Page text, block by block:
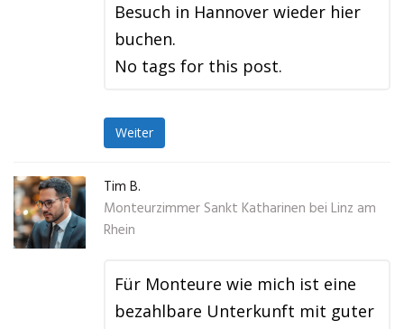
Besuch in Hannover wieder hier
buchen.
No tags for this post.
Weiter
Tim B.
Monteurzimmer Sankt Katharinen bei Linz am
Rhein
Für Monteure wie mich ist eine
bezahlbare Unterkunft mit guter